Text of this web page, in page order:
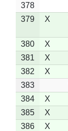
378
379
X
380 X
381
X
382
X
383
384
X
385
X
386
X